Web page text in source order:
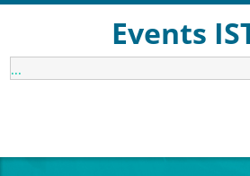
Events
...1:00 am